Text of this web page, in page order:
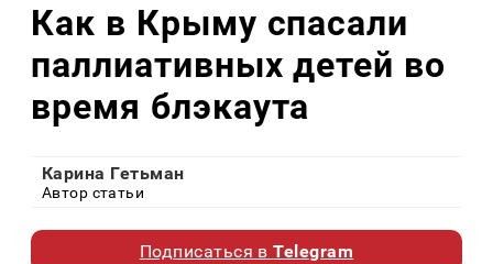
Как в Крыму спасали
паллиативных детей во
время блэкаута
Карина Гетьман
Автор статьи
Подписаться вTelegram